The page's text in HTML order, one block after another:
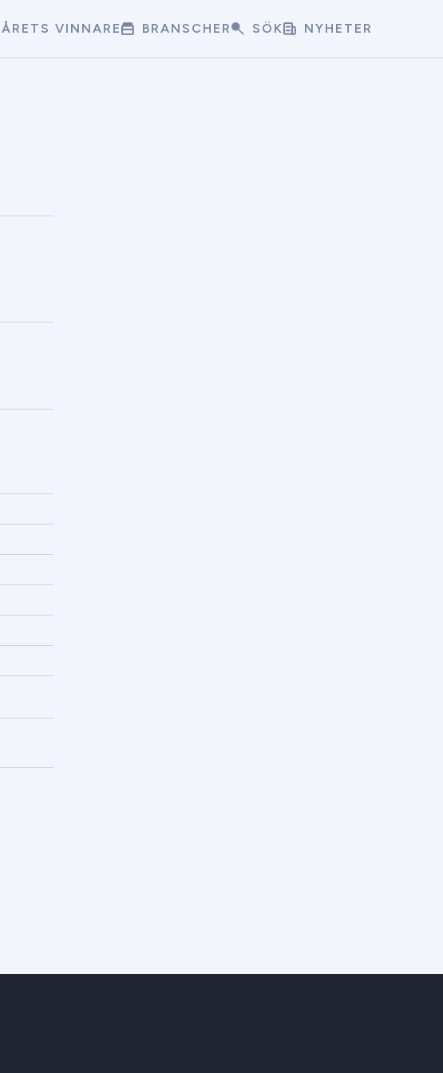
ÅRETS VINNARE BRANSCHER SÖK NYHETER